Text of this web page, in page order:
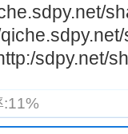
sdpy.net/
:11%